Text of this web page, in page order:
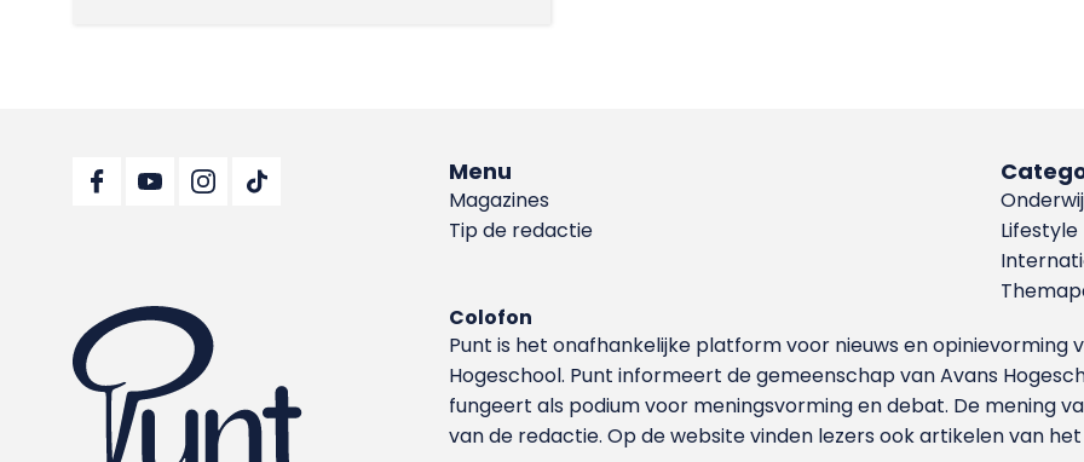
Menu
Magazines
Tip de redactie
Lifestyle
Colofon
Punt is het onafhankelijke platform voor nieuws en
Hoge­school. Punt informeert de gemeenschap van Avans
fungeert als podium voor meningsvorming en debat. De mening
van de redactie. Op de website vinden lezers ook artikelen van